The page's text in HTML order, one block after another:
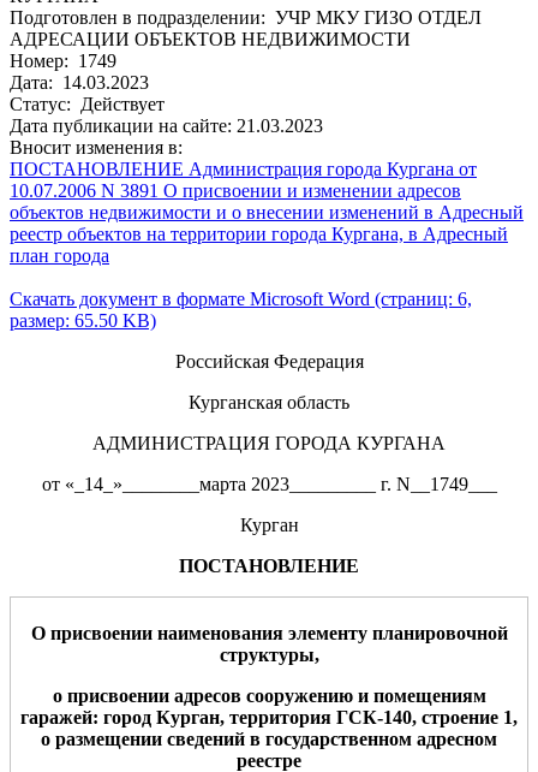
Подготовлен в подразделении: УЧР МКУ ГИЗО ОТДЕЛ
АДРЕСАЦИИ ОБЪЕКТОВ НЕДВИЖИМОСТИ
Номер: 1749
Дата: 14.03.2023
Статус: Действует
Дата публикации на сайте: 21.03.2023
Вносит изменения в:
ПОСТАНОВЛЕНИЕ Администрация города Кургана от
10.07.2006 N 3891 О присвоении и изменении адресов
объектов недвижимости и о внесении изменений в Адресный
реестр объектов на территории города Кургана, в Адресный
план города
Скачать документ в формате Microsoft Word (страниц: 6,
размер: 65.50 KB)
Российская Федерация
Курганская область
АДМИНИСТРАЦИЯ ГОРОДА КУРГАНА
от «_14_»________марта 2023_________ г. N__1749___
Курган
ПОСТАНОВЛЕНИЕ
О присвоении наименования элементу планировочной
структуры,
о присвоении адресов сооружению и помещениям
гаражей: город Курган, территория ГСК-140, строение 1,
о размещении сведений в государственном адресном
реестре